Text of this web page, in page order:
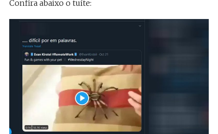
Confira abaixo o tuíte: